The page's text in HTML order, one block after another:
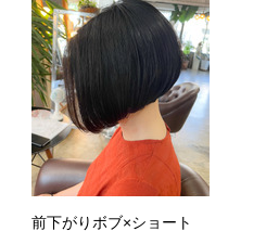
前下がりボブ×ショート